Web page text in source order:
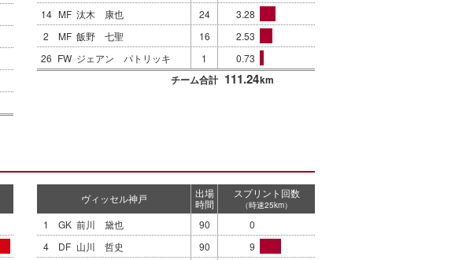
14 MF 汰木 康也 24
3.28
2
MF 飯野 七聖 16
2.53
26 FW ジェアン パトリッキ 1 0.73
チーム合計 111.24km
ヴィッセル神戸
出場
時間
スプリント回数
（時速25km）
1 GK 前川 黛也 90
0
4
DF 山川 哲史 90
9